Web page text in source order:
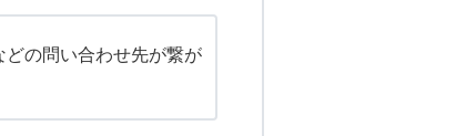
の問い合わせ先が繋が